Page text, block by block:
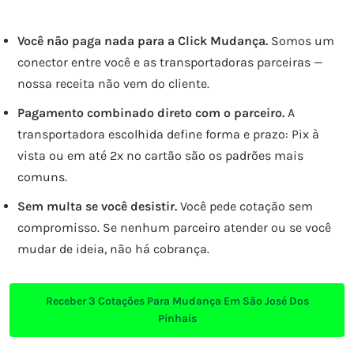
Você não paga nada para a Click Mudança. Somos um
conector entre você e as transportadoras parceiras —
nossa receita não vem do cliente.
Pagamento combinado direto com o parceiro. A
transportadora escolhida define forma e prazo: Pix à
vista ou em até 2x no cartão são os padrões mais
comuns.
Sem multa se você desistir. Você pede cotação sem
compromisso. Se nenhum parceiro atender ou se você
mudar de ideia, não há cobrança.
Receber3 CotaçõesPara Mudança Em São José Dos
Pinhais